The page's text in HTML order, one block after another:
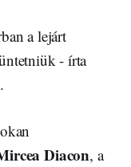
a lejárt
- írta
Diacon, a